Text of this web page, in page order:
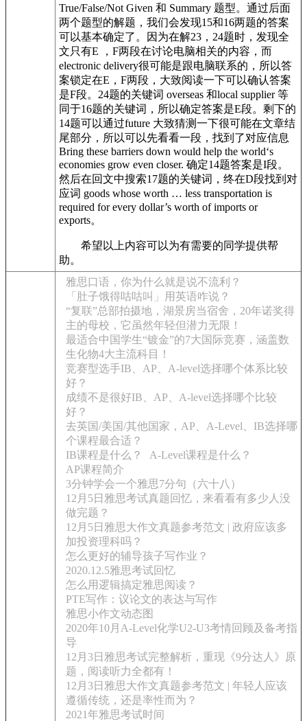
True/False/Not Given 和 Summary 题型。通过后面
两个题型的解题，我们会发现15和16两题的答案
可以基本确定了。因为在解23，24题时，发现全
文只有E ，F两段在讨论电脑相关的内容，而
electronic delivery很可能是跟电脑联系的，所以答
案锁定在E，F两段，大致阅读一下可以确认答案
是F段。24题的关键词 overseas 和local supplier 等
同于16题的关键词，所以确定答案是E段。剩下的
14题可以通过future 大致猜测一下很可能在文章结
尾部分，所以可以先看看一段，找到了对应信息
Bring these barriers down would help the world‘s
economies grow even closer. 确定14题答案是I段。
然后在回文中搜索17题的关键词，终在D段找到对
应词 goods whose worth … less transportation is
required for every dollar’s worth of imports or
exports。
希望以上内容可以为有需要的同学提供帮
助。
雅思口语，你为什么就是说不流利？
「肚子饿得咕咕叫」用英语咋说？
“复联”总部拍摄地，湖景房当宿舍，20年诺奖得
主的母校，它虽然年轻但潜力无限！
最适合中国学生“镀金”的7大国际竞赛，涵盖数
生化物4大主流科目！
竞赛型选手IB、AP、A-level选择哪个体系比较
好？
成绩不是很好IB、AP、A-level选择哪个比较
好？
去英国/美国/其他国家，AP、A-Level、IB选择哪
个课程最合适？
IB课程是什么？
A-Level课程是什么？
AP课程简介
3分钟学会一个雅思7分句（六十八）
12月5日雅思考试真题回忆，来看看有多少人没
做完题？
12月5日雅思大作文真题参考范文 | 政府应该多
加投资理科吗？
怎么更好的辅导孩子写作业？
2020.12.5雅思考试回忆
怎么用逻辑搞定雅思阅读？
PTE写作：议论文的表达与写作
雅思小作文动态图
2020年10月A-Level化学U2-U3考情回顾及备考指
导
12月3日雅思考试完整解析，重现《9分达人》原
题，阅读听力全都有！
12月3日雅思大作文真题参考范文 | 年轻人应该
遵循传统，还是率性而为？
2021年雅思考试时间